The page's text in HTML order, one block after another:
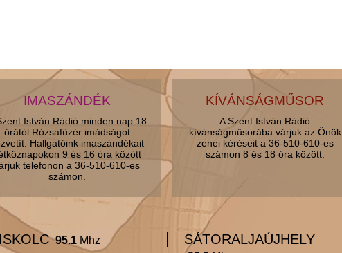
IMASZÁNDÉK
István Rádió minden nap 18
órától Rózsafüzér imádságot
Hallgatóink imaszándékait
9 és 16 óra között
telefonon a 36-510-610-es
számon.
KÍVÁNSÁGMŰSOR
A Szent István Rádió
kívánságműsorába várjuk az Önök
zenei kéréseit a 36-510-610-es
számon 8 és 18 óra között.
95.1Mhz SÁTORALJAÚJHELY